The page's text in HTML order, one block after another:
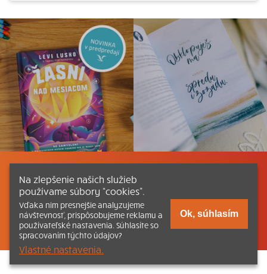
Listovať Obsah Dokumenty a články
Kontakt Tlačená verzia Katechizmu
© 2026 katechizmus.sk |Všetky práva vyhradené
funguje aj vďaka kresťanskému kníhkupectvu
Na zlepšenie našich služieb
používame súbory “cookies”.
Vďaka nim presnejšie analyzujeme
návštevnosť, prispôsobujeme reklamu a
používateľské nastavenia. Súhlasíte so
spracovaním týchto údajov?
Vlastné nastavenia.
Ok, súhlasím